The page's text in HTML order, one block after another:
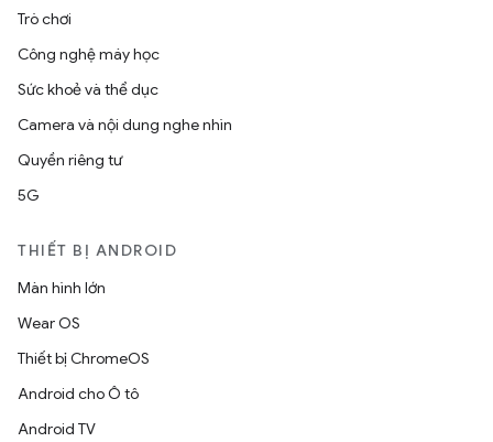
Trò chơi
Công nghệ máy học
Sức khoẻ và thể dục
Camera và nội dung nghe nhìn
Quyền riêng tư
5G
THIẾT BỊ ANDROID
Màn hình lớn
Wear OS
Thiết bị ChromeOS
Android cho Ô tô
Android TV